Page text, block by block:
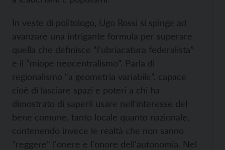
In veste di politologo, Ugo Rossi si spinge ad
avanzare una intrigante formula per superare
quella che definisce “l'ubriacatura federalista”
e il “miope neocentralismo”. Parla di
regionalismo “a geometria variabile”, capace
cioè di lasciare spazi e poteri a chi ha
dimostrato di saperli usare nell'interesse del
bene comune, tanto locale quanto nazionale,
contenendo invece le realtà che non sanno
“reggere” l'onere e l'onore dell'autonomia. Nel